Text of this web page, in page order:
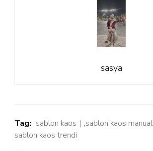
sasya
Tag: sablon kaos ,sablon kaos manual
sablon kaos trendi